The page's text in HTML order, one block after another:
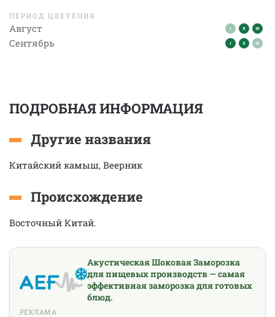
ПЕРИОД ЦВЕТЕНИЯ
Август
Сентябрь
ПОДРОБНАЯ ИНФОРМАЦИЯ
Другие названия
Китайский камыш, Веерник
Происхождение
Восточный Китай.
Акустическая Шоковая Заморозка
для пищевых производств — самая
эффективная заморозка для готовых
блюд.
РЕКЛАМА